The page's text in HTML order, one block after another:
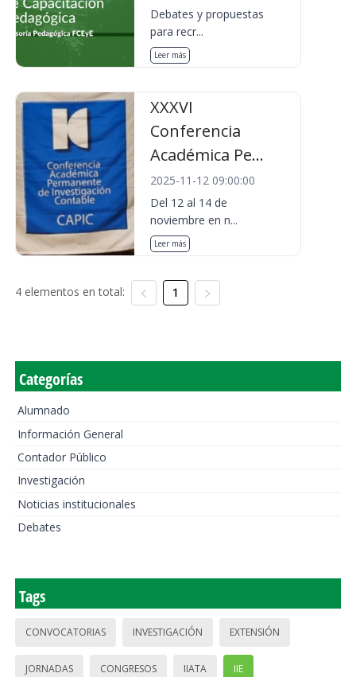
Debates y propuestas
para recr...
Leer más
XXXVI
Conferencia
Académica Pe...
2025-11-12 09:00:00
Del 12 al 14 de
noviembre en n...
Leer más
4 elementos en total: 1
Categorías
Alumnado
Información General
Contador Público
Investigación
Noticias institucionales
Debates
Tags
CONVOCATORIAS INVESTIGACIÓN EXTENSIÓN
JORNADAS CONGRESOS IIATA IIE